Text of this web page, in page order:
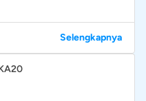
Selengkapnya